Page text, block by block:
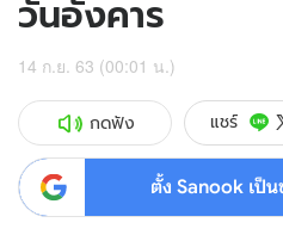
วันอังคาร
14 ก.ย. 63 (00:01 น.)
กดฟัง แชร์
ตั้ง Sanook เป็